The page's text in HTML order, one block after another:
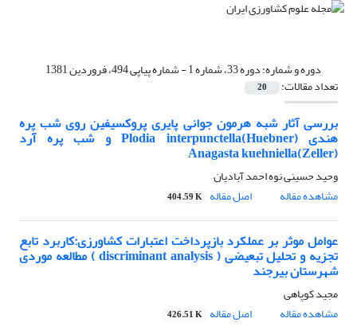
دوره و شماره:دوره 33، شماره 1 - شماره پیاپی 494، فروردین 1381
تعداد مقالات: 20
بررسی آثار شبه هرمون جوانی پایری پروکسیفین روی شب پره
هندی Plodia interpunctella(Huebner) و شب پره آرد
Anagasta kuehniella(Zeller)
وحید حسینی نوه احمد آبادیان
مشاهده مقاله
اصل مقاله 404.59 K
عوامل موثر بر عملکرد بازپرداخت اعتبارات کشاورزی:کاربرد تابع
تجزیه و تحلیل تبعیضی ( discriminant analysis ) مطالعه موردی
شهرستان بیرجند
مجید کوپاهی
مشاهده مقاله
اصل مقاله 426.51 K